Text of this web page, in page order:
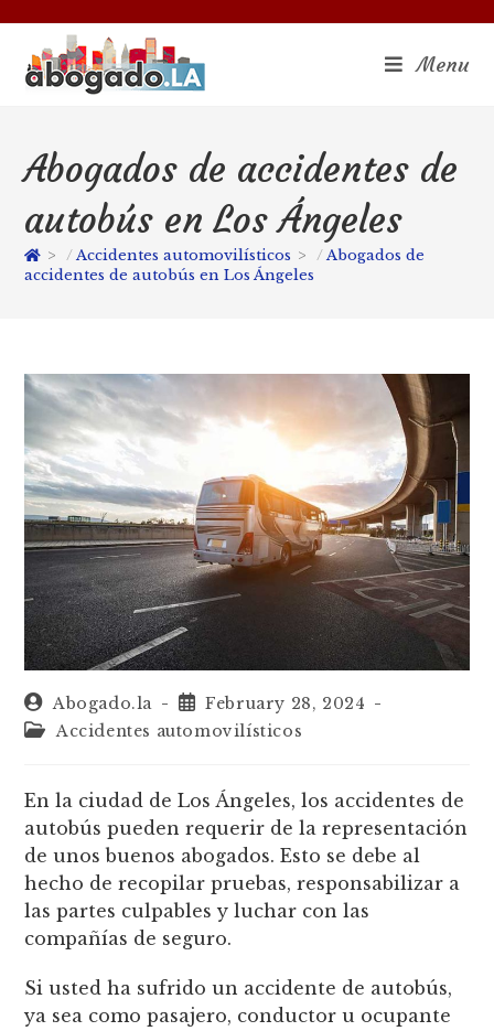
Menu
Abogados de accidentes de
autobús en Los Ángeles
> Accidentes automovilísticos >
Abogados de
accidentes de autobús en Los Ángeles
Abogado.la
February 28, 2024
Accidentes automovilísticos
En la ciudad de Los Ángeles, los accidentes de
autobús pueden requerir de la representación
de unos buenos abogados. Esto se debe al
hecho de recopilar pruebas, responsabilizar a
las partes culpables y luchar con las
compañías de seguro.
Si usted ha sufrido un accidente de autobús,
ya sea como pasajero, conductor u ocupante